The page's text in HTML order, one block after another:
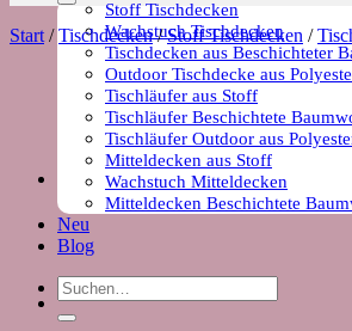
Stoff Tischdecken
Wachstuch Tischdecken
Tischdecken aus Beschichteter
Outdoor Tischdecke aus
Tischläufer aus Stoff
Tischläufer Beschichtete
Tischläufer Outdoor aus
Mitteldecken aus Stoff
Wachstuch Mitteldecken
Mitteldecken Beschichtete
Neu
Blog
Suchen
nach:
Start / Tischdecken / Stoff Tischdecken /